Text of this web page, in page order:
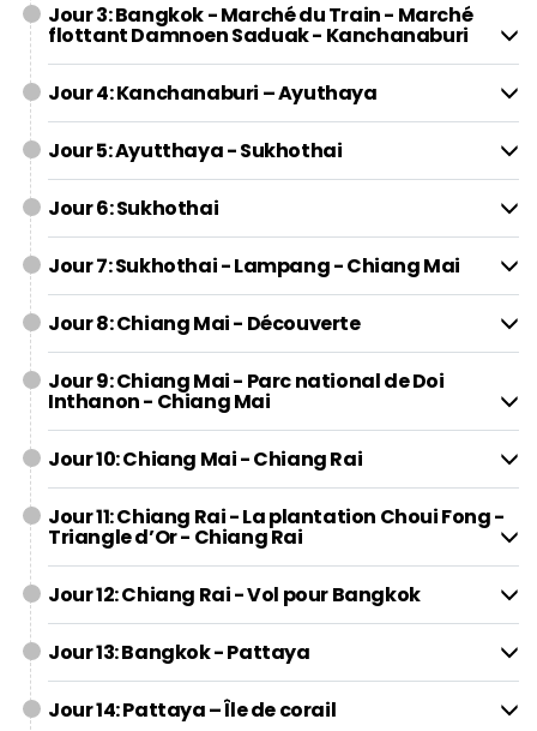
Jour 3: Bangkok - Marché du Train - Marché
flottant Damnoen Saduak - Kanchanaburi
Jour 4: Kanchanaburi – Ayuthaya
Jour 5: Ayutthaya - Sukhothai
Jour 6: Sukhothai
Jour 7: Sukhothai - Lampang - Chiang Mai
Jour 8: Chiang Mai - Découverte
Jour 9: Chiang Mai - Parc national de Doi
Inthanon - Chiang Mai
Jour 10: Chiang Mai - Chiang Rai
Jour 11: Chiang Rai - La plantation Choui Fong -
Triangle d’Or - Chiang Rai
Jour 12: Chiang Rai - Vol pour Bangkok
Jour 13: Bangkok - Pattaya
Jour 14: Pattaya – Île de corail